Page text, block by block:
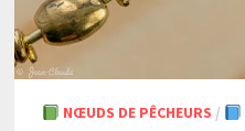
NŒUDS DE PÊCHEURS /